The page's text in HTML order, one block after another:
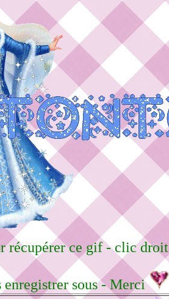
récupérer ce gif - clic droit
enregistrer sous - Merci